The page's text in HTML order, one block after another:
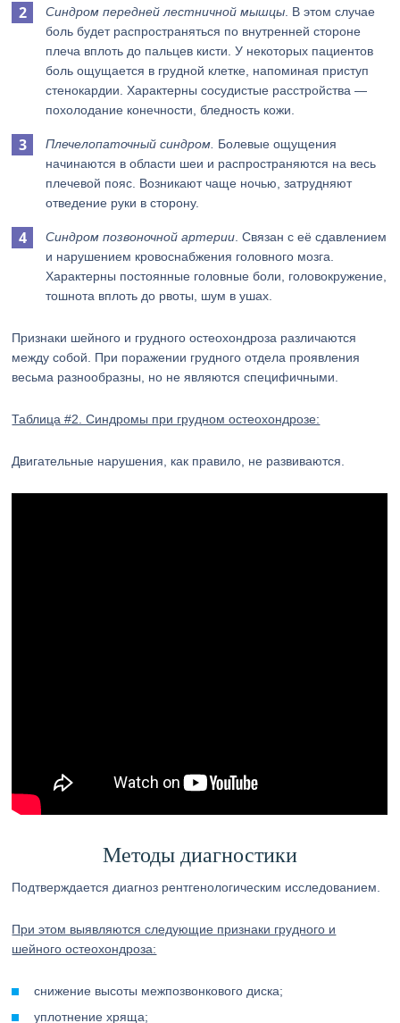
Синдром передней лестничной мышцы . В этом случае
боль будет распространяться по внутренней стороне
плеча вплоть до пальцев кисти. У некоторых пациентов
боль ощущается в грудной клетке, напоминая приступ
стенокардии. Характерны сосудистые расстройства —
похолодание конечности, бледность кожи.
Плечелопаточный синдром. Болевые ощущения
начинаются в области шеи и распространяются на весь
плечевой пояс. Возникают чаще ночью, затрудняют
отведение руки в сторону.
Синдром позвоночной артерии . Связан с её сдавлением
и нарушением кровоснабжения головного мозга.
Характерны постоянные головные боли, головокружение,
тошнота вплоть до рвоты, шум в ушах.
Признаки шейного и грудного остеохондроза различаются
между собой. При поражении грудного отдела проявления
весьма разнообразны, но не являются специфичными.
Таблица #2. Синдромы при грудном остеохондрозе:
Двигательные нарушения, как правило, не развиваются.
Методы диагностики
Подтверждается диагноз рентгенологическим исследованием.
При этом выявляются следующие признаки грудного и
шейного остеохондроза:
снижение высоты межпозвонкового диска;
уплотнение хряща;